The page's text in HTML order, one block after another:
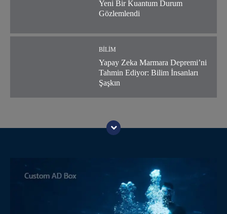
Yeni Bir Kuantum Durum
Gözlemlendi
BILIM
Yapay Zeka Marmara Depremi’ni
Tahmin Ediyor: Bilim İnsanları
Şaşkın